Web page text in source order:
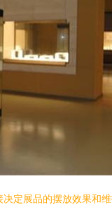
定展品的摆放效果和